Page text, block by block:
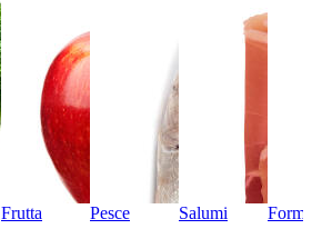
Frutta Pesce Salumi